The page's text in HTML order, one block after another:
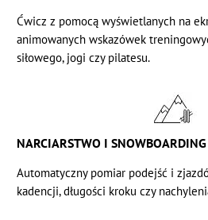
Ćwicz z pomocą wyświetlanych na
animowanych wskazówek
siłowego, jogi czy pilatesu.
NARCIARSTWO I
Automatyczny pomiar podejść i
kadencji, długości kroku czy